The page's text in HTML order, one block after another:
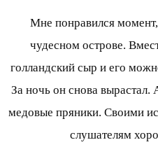
Мне понравился момент,
чудесном острове.
голландский сыр и его
За ночь он снова вырастал.
медовые пряники. Своими
слушателям